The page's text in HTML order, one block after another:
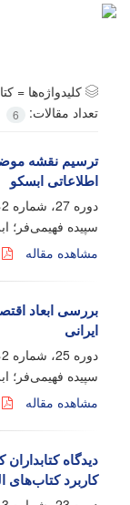
کلیدواژه‌ها =
تعداد مقالات:
6
ترسیم نقشه‌
اطلاعاتی ابسکو
دوره 27، شماره 2، مرداد 1395، صفحه
سپیده فهیمی‌فر؛
مشاهده مقاله
بررسی ابعاد
ایرانی
دوره 25، شماره 2، شهریور 1393، صفحه
سپیده فهیمی‌فر؛
مشاهده مقاله
دیدگاه
کاربرد کتاب‌های